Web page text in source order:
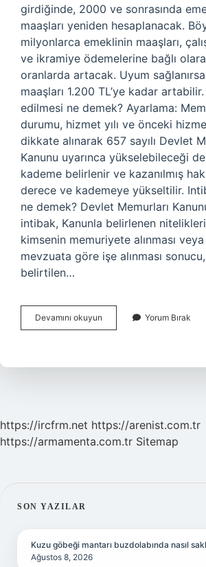
girdiğinde, 2000 ve sonrasında
maaşları yeniden hesaplanacak.
milyonlarca emeklinin maaşları,
ve ikramiye ödemelerine bağlı
oranlarda artacak. Uyum
maaşları 1.200 TL’ye kadar
edilmesi ne demek? Ayarlama:
durumu, hizmet yılı ve önceki
dikkate alınarak 657 sayılı Devlet
Kanunu uyarınca yükselebileceği
kademe belirlenir ve kazanılmış
derece ve kademeye yükseltilir.
ne demek? Devlet Memurları
intibak, Kanunla belirlenen
kimsenin memuriyete alınması
mevzuata göre işe alınması
belirtilen…
Devamını okuyun
Kararı
Yorum Bırak
https://ircfrm.net https://arenist.com.tr
https://armamenta.com.tr Sitemap
SIDEBAR
SON YAZILAR
Kuzu göbeği mantarı buzdolabında nasıl
Ağustos 8, 2026